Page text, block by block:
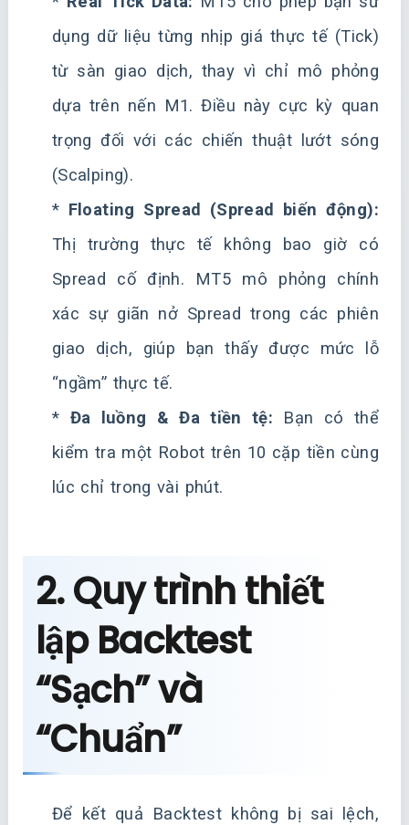
dụng dữ liệu từng nhịp giá thực tế (Tick)
từ sàn giao dịch, thay vì chỉ mô phỏng
dựa trên nến M1. Điều này cực kỳ quan
trọng đối với các chiến thuật lướt sóng
(Scalping).
* Floating Spread (Spread biến động):
Thị trường thực tế không bao giờ có
Spread cố định. MT5 mô phỏng chính
xác sự giãn nở Spread trong các phiên
giao dịch, giúp bạn thấy được mức lỗ
“ngầm” thực tế.
* Đa luồng & Đa tiền tệ: Bạn có thể
kiểm tra một Robot trên 10 cặp tiền cùng
lúc chỉ trong vài phút.
2. Quy trình thiết
lập Backtest
“Sạch” và
“Chuẩn”
Để kết quả Backtest không bị sai lệch,